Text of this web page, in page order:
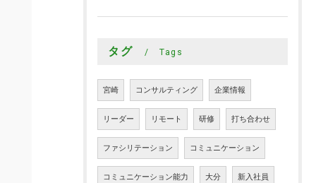
タグ Tags
宮崎 コンサルティング 企業情報
リーダー リモート 研修 打ち合わせ
ファシリテーション コミュニケーション
コミュニケーション能力 大分 新入社員